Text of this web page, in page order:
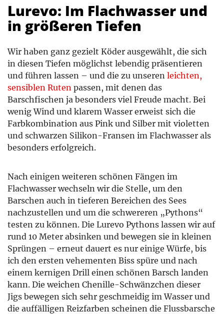
Lurevo: Im Flachwasser und
in größeren Tiefen
Wir haben ganz gezielt Köder ausgewählt, die sich
in diesen Tiefen möglichst lebendig präsentieren
und führen lassen – und die zu unseren leichten,
sensiblen Ruten passen, mit denen das
Barschfischen ja besonders viel Freude macht. Bei
wenig Wind und klarem Wasser erweist sich die
Farbkombination aus Pink und Silber mit violetten
und schwarzen Silikon-Fransen im Flachwasser als
besonders erfolgreich.
Nach einigen weiteren schönen Fängen im
Flachwasser wechseln wir die Stelle, um den
Barschen auch in tieferen Bereichen des Sees
nachzustellen und um die schwereren „Pythons“
testen zu können. Die Lurevo Pythons lassen wir auf
rund 10 Meter absinken und bewegen sie in kleinen
Sprüngen – erneut dauert es nur einige Würfe, bis
ich den ersten vehementen Biss spüre und nach
einem kernigen Drill einen schönen Barsch landen
kann. Die weichen Chenille-Schwänzchen dieser
Jigs bewegen sich sehr geschmeidig im Wasser und
die auffälligen Reizfarben scheinen die Flussbarsche